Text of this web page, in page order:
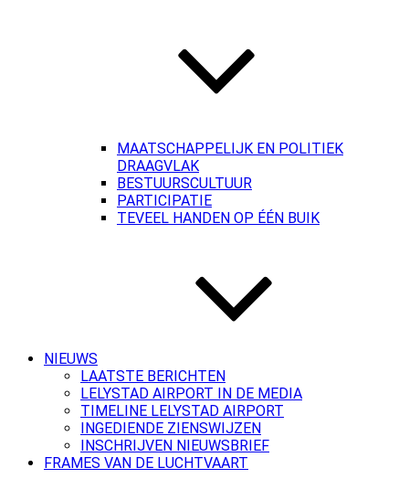
MAATSCHAPPELIJK EN POLITIEK
DRAAGVLAK
BESTUURSCULTUUR
PARTICIPATIE
TEVEEL HANDEN OP ÉÉN BUIK
NIEUWS
LAATSTE BERICHTEN
LELYSTAD AIRPORT IN DE MEDIA
TIMELINE LELYSTAD AIRPORT
INGEDIENDE ZIENSWIJZEN
INSCHRIJVEN NIEUWSBRIEF
FRAMES VAN DE LUCHTVAART